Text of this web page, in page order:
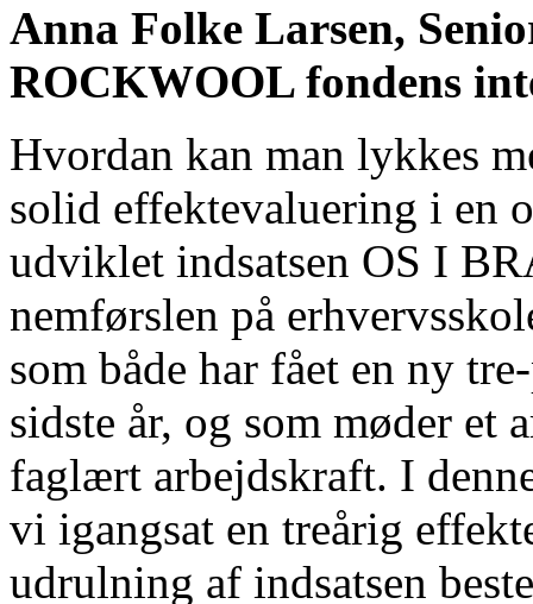
Anna Folke Larsen,
ROCKWOOL fondens
Hvordan kan man lykkes
solid effektevaluering i en
udviklet indsatsen OS I
nemførslen på
som både har fået en ny
sidste år, og som møder et
faglært arbejdskraft. I
vi igangsat en treårig
udrulning af indsatsen